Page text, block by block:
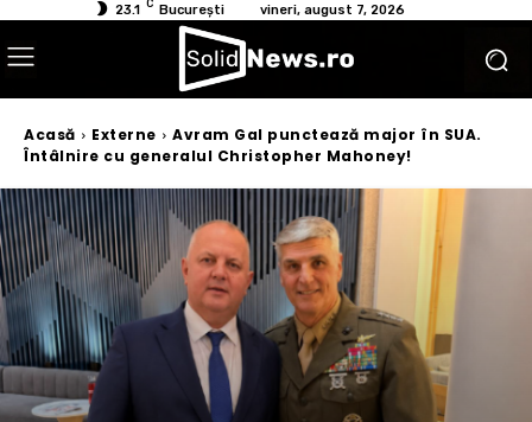
23.1 C București vineri, august 7, 2026
Acasă Externe
Avram Gal punctează major în SUA.
Întâlnire cu generalul Christopher Mahoney!